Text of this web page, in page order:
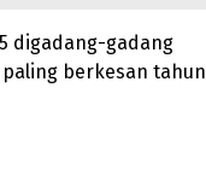
digadang-gadang
berkesan tahun